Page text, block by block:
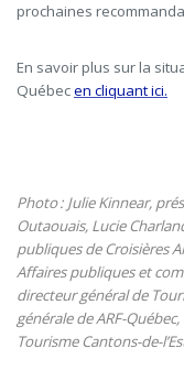
prochaines
En savoir plus sur la
Québecen cliquant ici.
Photo : JulieKinnear,
Outaouais, Lucie
publiques de Croisières
Affaires publiques et
directeur généralde
généraledeARF-
Tourisme Cantons-de-